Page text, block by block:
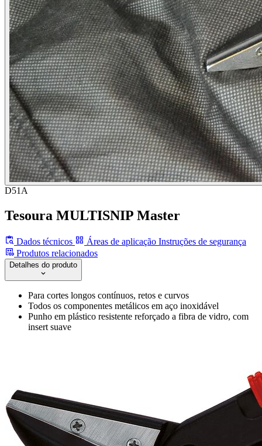
D51A
Tesoura MULTISNIP Master
Dados técnicos Áreas de aplicação Instruções de segurança
Produtos relacionados
Detalhes do produto
Para cortes longos contínuos, retos e curvos
Todos os componentes metálicos em aço inoxidável
Punho em plástico resistente reforçado a fibra de vidro, com
insert suave